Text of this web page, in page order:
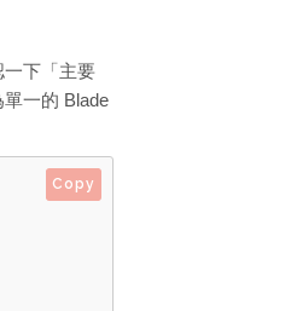
下「主要
一的 Blade
Copy